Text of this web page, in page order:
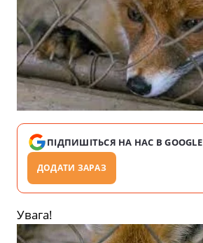
ПІДПИШІТЬСЯ НА НАС В GOOGLE
ДОДАТИ ЗАРАЗ
Увага!